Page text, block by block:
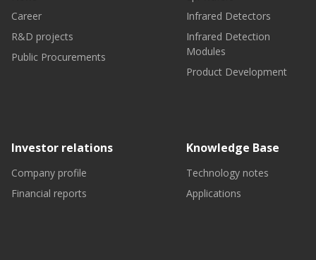
Career
R&D projects
Public Procurements
Infrared Detectors
Infrared Detection
Modules
Product Development
Investor relations
Company profile
Financial reports
Knowledge Base
Technology notes
Applications